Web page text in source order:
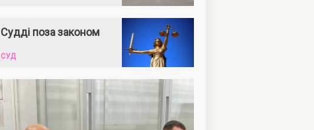
Судді поза законом
СУД